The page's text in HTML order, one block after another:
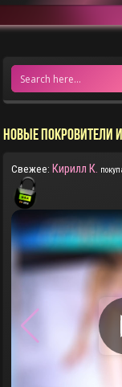
НОВЫЕ ПОКРОВИТЕЛИ
Свежее: Кирилл К.